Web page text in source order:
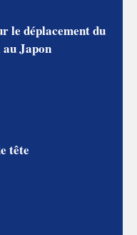
le déplacement du
Japon
tête